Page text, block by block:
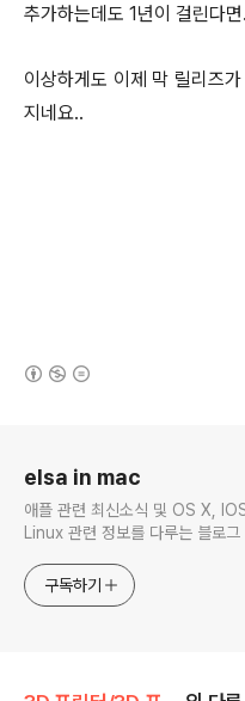
추가하는데도 1년이 걸린다
이상하게도 이제 막 릴리즈
지네요..
elsa in mac
애플 관련 최신소식 및 OS X,
Linux 관련 정보를 다루는 블로그
구독하기